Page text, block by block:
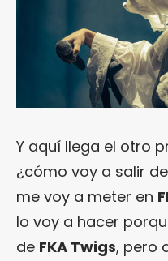
Y aquí llega el otro
¿cómo voy a salir
me voy a meter en
lo voy a hacer
de FKA Twigs, pero
¿Te gusta
Pues, ahora que
puede
continúa en